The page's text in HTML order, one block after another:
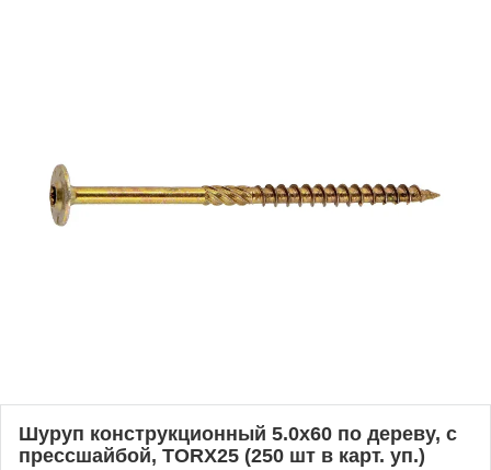
Шуруп конструкционный 5.0х60 по дереву, с
прессшайбой, TORX25 (250 шт в карт. уп.)